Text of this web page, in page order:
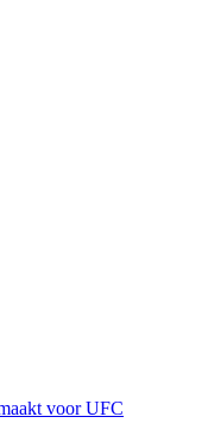
voor UFC